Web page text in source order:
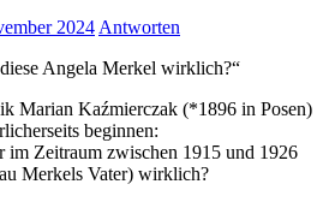
2024 Antworten
Angela Merkel wirklich?“
Marian Kaźmierczak (*1896 in Posen)
beginnen:
im Zeitraum zwischen 1915 und 1926
Merkels Vater) wirklich?